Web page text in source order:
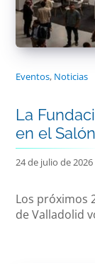
Eventos, Noticias
La
en el
24 de julio de 2026
Los próximos
de Valladolid